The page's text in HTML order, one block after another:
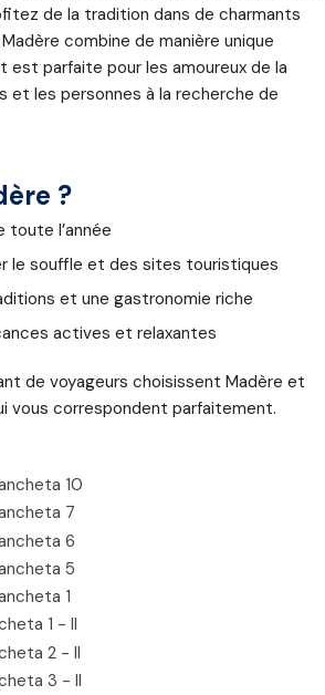
de la tradition dans de charmants
combine de manière unique
parfaite pour les amoureux de la
et les personnes à la recherche de
?
toute l’année
le souffle et des sites touristiques
et une gastronomie riche
actives et relaxantes
de voyageurs choisissent Madère et
vous correspondent parfaitement.